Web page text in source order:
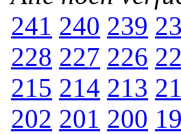
241 240 239
228 227 226
215 214 213
202 201 200